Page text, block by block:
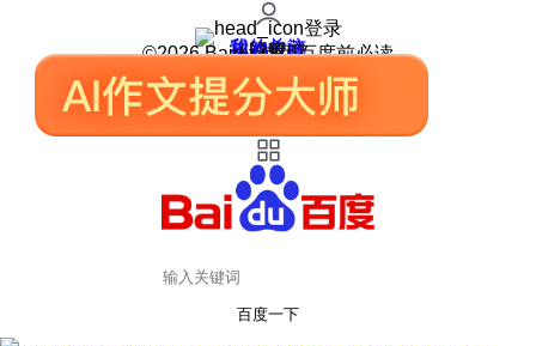
登录
我的关注
我的收藏
皮肤中心
用户反馈
设置
©2026 Baidu 使用百度前必读
百度一下